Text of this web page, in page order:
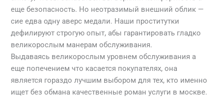
еще безопасность. Но неотразимый внешний облик —
сие едва одну аверс медали. Наши проститутки
дефилируют строгую опыт, абы гарантировать гладко
великорослым манерам обслуживания.
Выдаваясь великорослым уровнем обслуживания а
еще попечением что касается покупателях, она
является гораздо лучшим выбором для тех, кто именно
ищет без обмана качественные роман услуги в москве.